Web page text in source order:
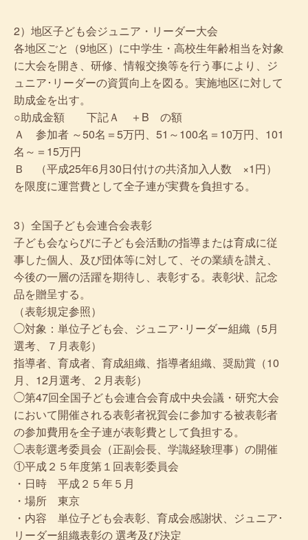
2）地区子ども会ジュニア・リーダー大会
各地区ごと（9地区）に中学生・高校生年齢相当を対象
に大会を開き、研修、情報交換等を行う事により、ジ
ュニア･リーダーの資質向上を図る。実施地区に対して
助成金を出す。
○助成金額 下記Ａ ＋B の額
Ａ 参加者 ～50名＝5万円、51～100名＝10万円、101
名～＝15万円
Ｂ （平成25年6月30日付けの共済加入人数 ×1円）
を限度に運営費として全子連が実費を負担する。
3）全国子ども会連合会表彰
子ども会ならびに子ども会活動の指導または育成に従
事した個人、及び団体等に対して、その業績を讃え、
今後の一層の活躍を期待し、表彰する。表彰状、記念
品を贈呈する。
（表彰規定参照）
◯対象：単位子ども会、ジュニア･リーダー組織（5月
選考、７月表彰）
指導者、育成者、育成組織、指導者組織、奨励賞（10
月、12月選考、２月表彰）
◯第47回全国子ども会連合会育成中央会議・研究大会
において開催される表彰者祝賀会に参加する被表彰者
の参加費用を全子連が表彰費として負担する。
◯表彰選考委員会（正副会長、学識経験理事）の開催
①平成２５年度第１回表彰委員会
・日時 平成２５年５月
・場所 東京
・内容 単位子ども会表彰、育成会感謝状、ジュニア･
リーダー組織表彰の 選考及び決定